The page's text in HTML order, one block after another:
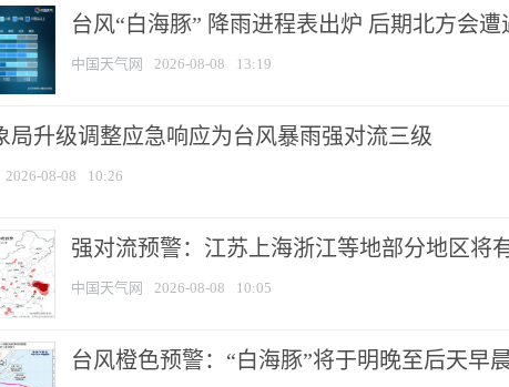
台风“白海豚” 降雨进程表出炉 后期北方会遭
中国天气网 2026-08-08 13:19
局升级调整应急响应为台风暴雨强对流三级
2026-08-08 10:26
强对流预警：江苏上海浙江等地部分地区将
中国天气网 2026-08-08 10:05
台风橙色预警：“白海豚”将于明晚至后天早